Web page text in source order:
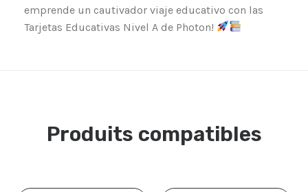
emprende un cautivador viaje educativo con las
Tarjetas Educativas Nivel A de Photon!
Produits compatibles